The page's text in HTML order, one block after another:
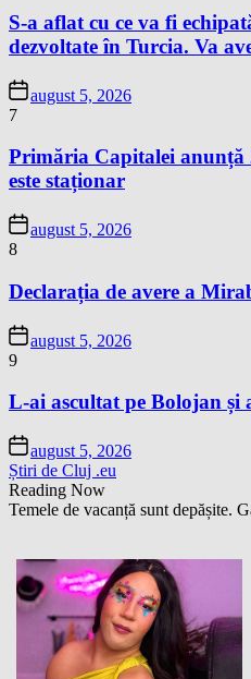
S-a aflat cu ce va fi
dezvoltate în Turcia. Va
august 5, 2026
7
Primăria Capitalei anunță
este staționar
august 5, 2026
8
Declarația de avere a
august 5, 2026
9
L-ai ascultat pe Bolojan și
august 5, 2026
Știri de Cluj .eu
Reading Now
Temele de vacanță sunt depășite.